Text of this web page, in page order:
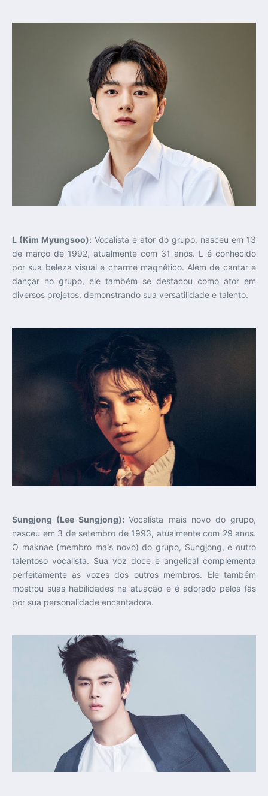
L (Kim Myungsoo): Vocalista e ator do grupo, nasceu em 13
de março de 1992, atualmente com 31 anos. L é conhecido
por sua beleza visual e charme magnético. Além de cantar e
dançar no grupo, ele também se destacou como ator em
diversos projetos, demonstrando sua versatilidade e talento.
Sungjong (Lee Sungjong):Vocalista mais novo do grupo,
nasceu em 3 de setembro de 1993, atualmente com 29 anos.
O maknae (membro mais novo) do grupo, Sungjong, é outro
talentoso vocalista. Sua voz doce e angelical complementa
perfeitamente as vozes dos outros membros. Ele também
mostrou suas habilidades na atuação e é adorado pelos fãs
por sua personalidade encantadora.